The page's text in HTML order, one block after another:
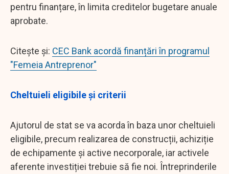
pentru finanțare, în limita creditelor bugetare anuale
aprobate.
Citește și: CEC Bank acordă finanțări în programul
"Femeia Antreprenor"
Cheltuieli eligibile și criterii
Ajutorul de stat se va acorda în baza unor cheltuieli
eligibile, precum realizarea de construcții, achiziție
de echipamente și active necorporale, iar activele
aferente investiției trebuie să fie noi. Întreprinderile